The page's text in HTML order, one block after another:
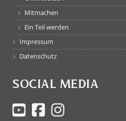
Mitmachen
Ein Teil werden
Impressum
Datenschutz
SOCIAL MEDIA